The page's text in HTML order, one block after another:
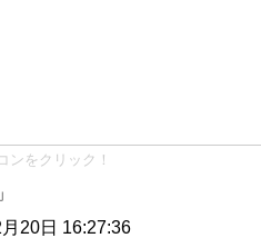
をクリック！
20日 16:27:36